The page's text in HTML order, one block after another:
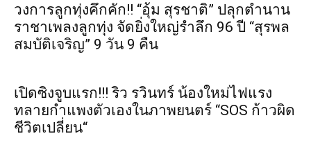
วงการลูกทุ่งคึกคัก!! “อุ้ม สุรชาติ” ปลุกตำนาน
ราชาเพลงลูกทุ่ง จัดยิ่งใหญ่รำลึก 96 ปี “สุรพล
สมบัติเจริญ” 9 วัน 9 คืน
เปิดซิงจูบแรก!!! ริว รวินทร์ น้องใหม่ไฟแรง
ทลายกำแพงตัวเองในภาพยนตร์ “SOS ก้าวผิด
ชีวิตเปลี่ยน“